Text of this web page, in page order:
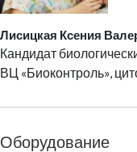
Лисицкая Ксения
Кандидат
ВЦ «Биоконтроль»,
Оборудование